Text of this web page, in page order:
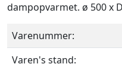
dampopvarmet. ø 500 x
Varenummer:
Varen's stand: